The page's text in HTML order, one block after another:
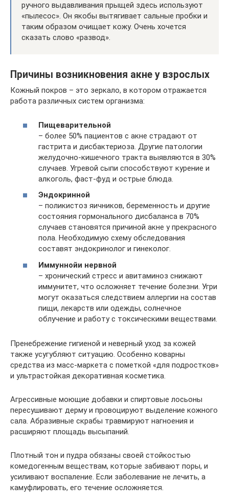
ручного выдавливания прыщей здесь используют
«пылесос». Он якобы вытягивает сальные пробки и
таким образом очищает кожу. Очень хочется
сказать слово «развод».
Причины возникновения акне у взрослых
Кожный покров – это зеркало, в котором отражается
работа различных систем организма:
Пищеварительной
– более 50% пациентов с акне страдают от
гастрита и дисбактериоза. Другие патологии
желудочно-кишечного тракта выявляются в 30%
случаев. Угревой сыпи способствуют курение и
алкоголь, фаст-фуд и острые блюда.
Эндокринной
– поликистоз яичников, беременность и другие
состояния гормонального дисбаланса в 70%
случаев становятся причиной акне у прекрасного
пола. Необходимую схему обследования
составят эндокринолог и гинеколог.
Иммуннойи нервной
– хронический стресс и авитаминоз снижают
иммунитет, что осложняет течение болезни. Угри
могут оказаться следствием аллергии на состав
пищи, лекарств или одежды, солнечное
облучение и работу с токсическими веществами.
Пренебрежение гигиеной и неверный уход за кожей
также усугубляют ситуацию. Особенно коварны
средства из масс-маркета с пометкой «для подростков»
и ультрастойкая декоративная косметика.
Агрессивные моющие добавки и спиртовые лосьоны
пересушивают дерму и провоцируют выделение кожного
сала. Абразивные скрабы травмируют нагноения и
расширяют площадь высыпаний.
Плотный тон и пудра обязаны своей стойкостью
комедогенным веществам, которые забивают поры, и
усиливают воспаление. Если заболевание не лечить, а
камуфлировать, его течение осложняется.